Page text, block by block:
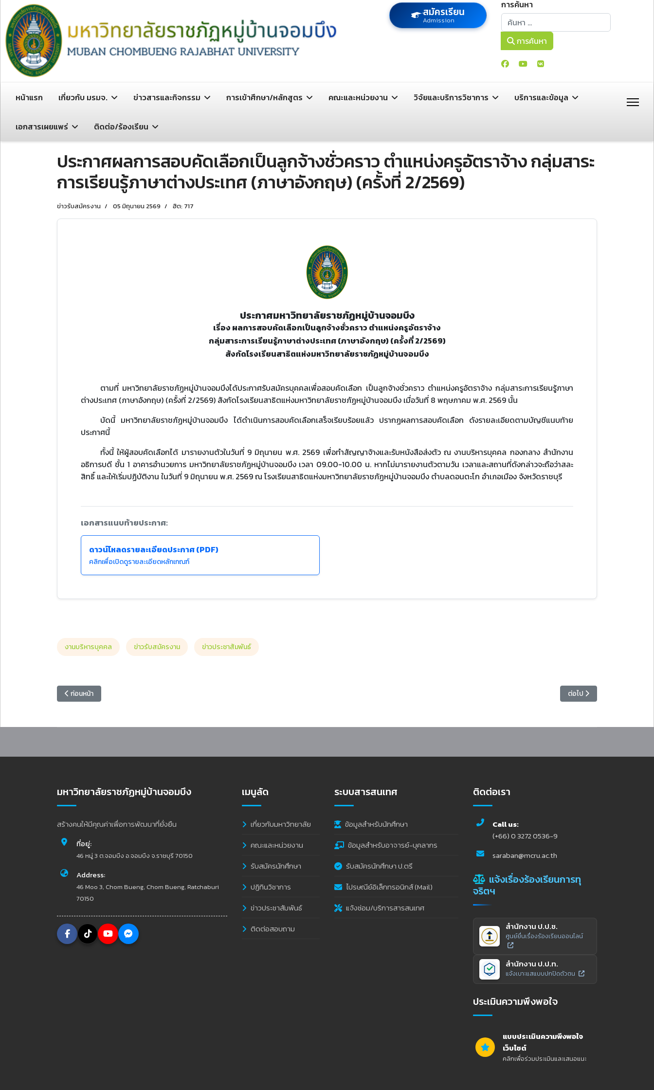
สมัครเรียน
Admission
การค้นหา
การค้นหา
การค้นหา
หน้าแรก เกี่ยวกับ มรมจ. ข่าวสารและกิจกรรม การเข้าศึกษา/หลักสูตร คณะและหน่วยงาน วิจัยและบริการวิชาการ บริการและข้อมูล
เอกสารเผยแพร่ ติดต่อ/ร้องเรียน
ประกาศผลการสอบคัดเลือกเป็นลูกจ้างชั่วคราว ตำแหน่งครูอัตราจ้าง กลุ่มสาระ
การเรียนรู้ภาษาต่างประเทศ (ภาษาอังกฤษ) (ครั้งที่ 2/2569)
ข่าวรับสมัครงาน 05 มิถุนายน 2569 ฮิต: 717
ประกาศมหาวิทยาลัยราชภัฏหมู่บ้านจอมบึง
เรื่อง ผลการสอบคัดเลือกเป็นลูกจ้างชั่วคราว ตำแหน่งครูอัตราจ้าง
กลุ่มสาระการเรียนรู้ภาษาต่างประเทศ (ภาษาอังกฤษ) (ครั้งที่ 2/2569)
สังกัดโรงเรียนสาธิตแห่งมหาวิทยาลัยราชภัฏหมู่บ้านจอมบึง
ตามที่ มหาวิทยาลัยราชภัฏหมู่บ้านจอมบึงได้ประกาศรับสมัครบุคคลเพื่อสอบคัดเลือก เป็นลูกจ้างชั่วคราว ตำแหน่งครูอัตราจ้าง กลุ่มสาระการเรียนรู้ภาษา
ต่างประเทศ (ภาษาอังกฤษ) (ครั้งที่ 2/2569) สังกัดโรงเรียนสาธิตแห่งมหาวิทยาลัยราชภัฏหมู่บ้านจอมบึง เมื่อวันที่ 8 พฤษภาคม พ.ศ. 2569 นั้น
บัดนี้ มหาวิทยาลัยราชภัฏหมู่บ้านจอมบึง ได้ดำเนินการสอบคัดเลือกเสร็จเรียบร้อยแล้ว ปรากฏผลการสอบคัดเลือก ดังรายละเอียดตามบัญชีแนบท้าย
ประกาศนี้
ทั้งนี้ ให้ผู้สอบคัดเลือกได้ มารายงานตัวในวันที่ 9 มิถุนายน พ.ศ. 2569 เพื่อทำสัญญาจ้างและรับหนังสือส่งตัว ณ งานบริหารบุคคล กองกลาง สำนักงาน
อธิการบดี ชั้น 1 อาคารอำนวยการ มหาวิทยาลัยราชภัฏหมู่บ้านจอมบึง เวลา 09.00-10.00 น. หากไม่มารายงานตัวตามวัน เวลาและสถานที่ดังกล่าวจะถือว่าสละ
สิทธิ์ และให้เริ่มปฏิบัติงาน ในวันที่ 9 มิถุนายน พ.ศ. 2569 ณ โรงเรียนสาธิตแห่งมหาวิทยาลัยราชภัฏหมู่บ้านจอมบึง ตำบลดอนตะโก อำเภอเมือง จังหวัดราชบุรี
เอกสารแนบท้ายประกาศ:
ดาวน์โหลดรายละเอียดประกาศ (PDF)
คลิกเพื่อเปิดดูรายละเอียดหลักเกณฑ์
งานบริหารบุคคล ข่าวรับสมัครงาน ข่าวประชาสัมพันธ์
เนื้อหาก่อนหน้า: ประกาศรับสมัครบุคคลเพื่อสอบแข่งขันเป็นพนักงานมหาวิทยาลัย (สายวิชาการและสายสนับสนุน) (ครั้งที่ 3/2569)
ก่อนหน้า เนื้อหาถัดไป: ประกาศผลการ
ต่อไป
มหาวิทยาลัยราชภัฏหมู่บ้านจอมบึง
สร้างคนให้มีคุณค่าเพื่อการพัฒนาที่ยั่งยืน
ที่อยู่:
46 หมู่ 3 ต.จอมบึง อ.จอมบึง จ.ราชบุรี 70150
Address:
46 Moo 3, Chom Bueng, Chom Bueng, Ratchaburi
70150
เมนูลัด
เกี่ยวกับมหาวิทยาลัย
คณะและหน่วยงาน
รับสมัครนักศึกษา
ปฏิทินวิชาการ
ข่าวประชาสัมพันธ์
ติดต่อสอบถาม
ระบบสารสนเทศ
ข้อมูลสำหรับนักศึกษา
ข้อมูลสำหรับอาจารย์-บุคลากร
รับสมัครนักศึกษา ป.ตรี
ไปรษณีย์อิเล็กทรอนิกส์ (Mail)
แจ้งซ่อม/บริการสารสนเทศ
ติดต่อเรา
Call us:
(+66) 0 3272 0536-9
saraban@mcru.ac.th
แจ้งเรื่องร้องเรียนการทุ
จริตฯ
สำนักงาน ป.ป.ช.
ศูนย์ยื่นเรื่องร้องเรียนออนไลน์
สำนักงาน ป.ป.ท.
แจ้งเบาะแสแบบปกปิดตัวตน
ประเมินความพึงพอใจ
แบบประเมินความพึงพอใจ
เว็บไซต์
คลิกเพื่อร่วมประเมินและเสนอแนะ